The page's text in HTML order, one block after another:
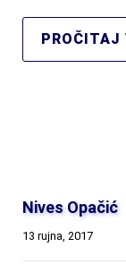
PROČITAJ
Nives Opačić
13 rujna, 2017